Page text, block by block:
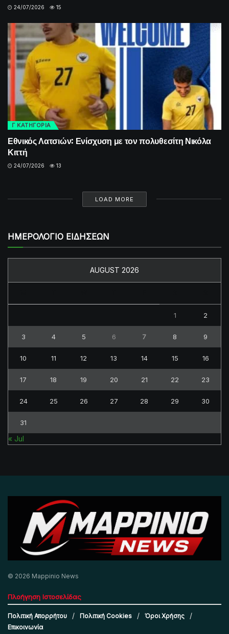
24/07/2026 15
Γ ΚΑΤΗΓΟΡΙΑ
Εθνικός Λατσιών: Ενίσχυση με τον πολυθεσίτη Νικόλα
Κιττή
24/07/2026 13
LOAD MORE
ΗΜΕΡΟΛΟΓΙΟ ΕΙΔΗΣΕΩΝ
AUGUST 2026
1 2
3 4 5 6 7 8 9
10 11 12 13 14 15 16
17 18 19 20 21 22 23
24 25 26 27 28 29 30
31
« Jul
© 2026 Mappinio News
Πλοήγηση Ιστοσελίδας
Πολιτική Απορρήτου Πολιτική Cookies
Όροι Χρήσης
Επικοινωνία